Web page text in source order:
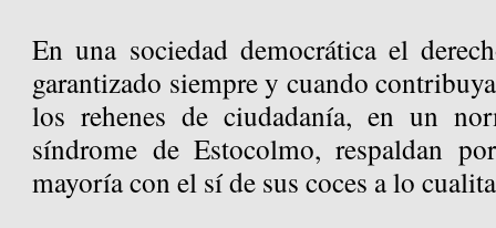
En una sociedad democrática el
garantizado siempre y cuando
los rehenes de ciudadanía, en un
síndrome de Estocolmo, respaldan
mayoría con el sí de sus coces a lo